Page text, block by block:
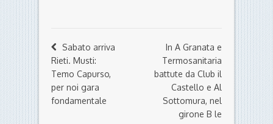
Sabato arriva
Rieti. Musti:
Temo Capurso,
per noi gara
fondamentale
In A Granata e
Termosanitaria
battute da Club il
Castello e Al
Sottomura, nel
girone B le